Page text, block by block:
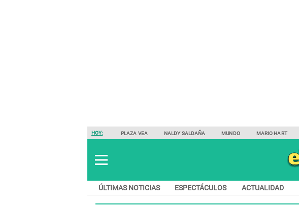
HOY: PLAZA VEA NALDY SALDAÑA MUNDO MARIO HART
ÚLTIMAS NOTICIAS ESPECTÁCULOS ACTUALIDAD